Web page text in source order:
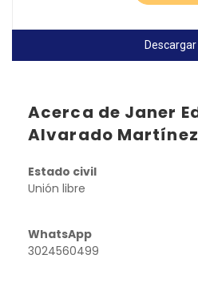
Descargar
Acerca de Janer
Alvarado Martínez
Estado civil
Unión libre
WhatsApp
3024560499